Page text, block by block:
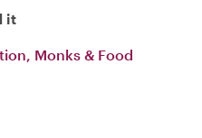
it
Monks & Food